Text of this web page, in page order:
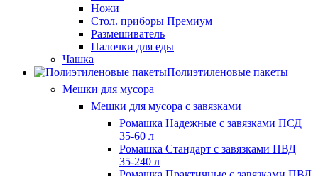
Ножи
Стол. приборы Премиум
Размешиватель
Палочки для еды
Чашка
Полиэтиленовые пакеты
Мешки для мусора
Мешки для мусора с завязками
Ромашка Надежные с завязками ПСД
35-60 л
Ромашка Стандарт с завязками ПВД
35-240 л